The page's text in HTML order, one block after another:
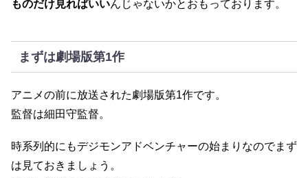
ものだけ見ればいいんじゃないかとおもっております。
まずは劇場版第1作
アニメの前に放送された劇場版第1作です。
監督は細田守監督。
時系列的にもデジモンアドベンチャーの始まりなのでまず
は見ておきましょう。